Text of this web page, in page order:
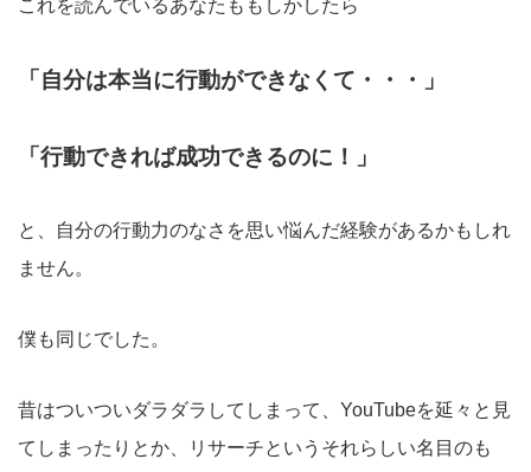
これを読んでいるあなたももしかしたら
「自分は本当に行動ができなくて・・・」
「行動できれば成功できるのに！」
と、自分の行動力のなさを思い悩んだ経験があるかもしれ
ません。
僕も同じでした。
昔はついついダラダラしてしまって、YouTubeを延々と見
てしまったりとか、リサーチというそれらしい名目のも